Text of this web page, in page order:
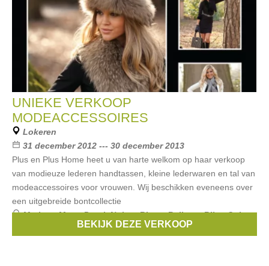
UNIEKE VERKOOP
MODEACCESSOIRES
Lokeren
31 december 2012 --- 30 december 2013
Plus en Plus Home heet u van harte welkom op haar verkoop
van modieuze lederen handtassen, kleine lederwaren en tal van
modeaccessoires voor vrouwen. Wij beschikken eveneens over
een uitgebreide bontcollectie
Merken:Marta Ponti,Noir et Blanc,Belluga,Biba,Culture
BEKIJK DEZE VERKOOP